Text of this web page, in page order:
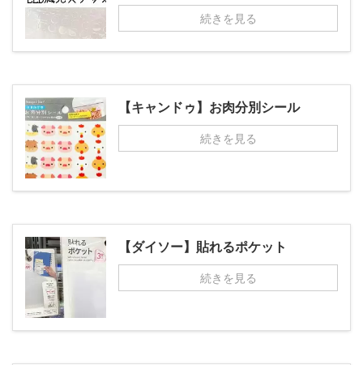
続きを見る
【キャンドゥ】お肉分別シール
続きを見る
【ダイソー】貼れるポケット
続きを見る